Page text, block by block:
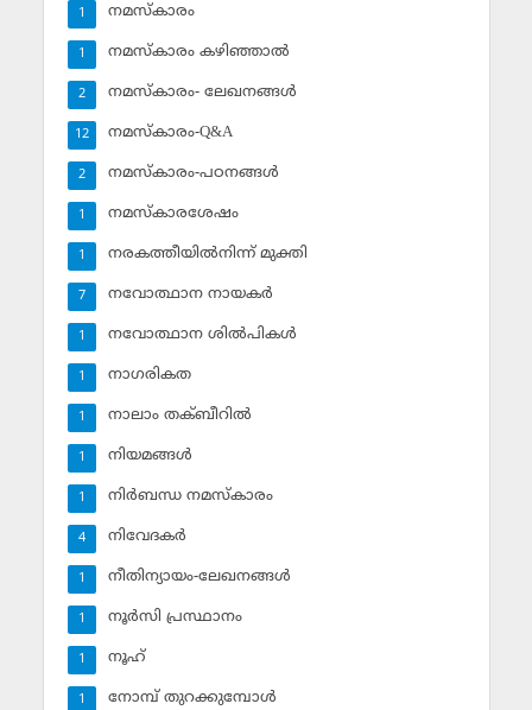
നമസ്‌കാരം
1
നമസ്‌കാരം കഴിഞ്ഞാല്‍
1
നമസ്‌കാരം- ലേഖനങ്ങള്‍
2
നമസ്‌കാരം-Q&A
12
നമസ്‌കാരം-പഠനങ്ങള്‍
2
നമസ്‌കാരശേഷം
1
നരകത്തീയില്‍നിന്ന് മുക്തി
1
നവോത്ഥാന നായകര്‍
7
നവോത്ഥാന ശില്‍പികള്‍
1
നാഗരികത
1
നാലാം തക്ബീറില്‍
1
നിയമങ്ങള്‍
1
നിര്‍ബന്ധ നമസ്‌കാരം
1
നിവേദകര്‍
4
നീതിന്യായം-ലേഖനങ്ങള്‍
1
നൂര്‍സി പ്രസ്ഥാനം
1
നൂഹ്‌
1
നോമ്പ് തുറക്കുമ്പോള്‍
1